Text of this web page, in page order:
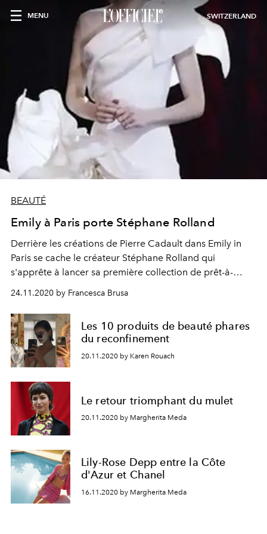
MENU SWITZERLAND
BEAUTÉ
Emily à Paris porte Stéphane Rolland
Derrière les créations de Pierre Cadault dans Emily in
Paris se cache le créateur Stéphane Rolland qui
s'apprête à lancer sa première collection de prêt-à-
24.11.2020 by Francesca Brusa
Les 10 produits de beauté phares
du reconfinement
20.11.2020 by Karen Rouach
Le retour triomphant du mulet
20.11.2020 by Margherita Meda
Lily-Rose Depp entre la Côte
d'Azur et Chanel
16.11.2020 by Margherita Meda